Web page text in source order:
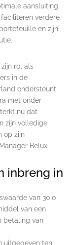
aansluiting
verdere
en zijn
rol als
in de
ondersteunt
met onder
nu dat
zijn volledige
op zijn
Belux.
inbreng in
van 30,0
van een
betaling van
uitgegeven ten